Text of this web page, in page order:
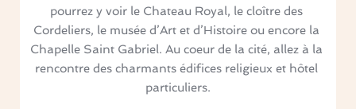
pourrez y voir le Chateau Royal, le cloître des
Cordeliers, le musée d’Art et d’Histoire ou encore la
Chapelle Saint Gabriel. Au coeur de la cité, allez à la
rencontre des charmants édifices religieux et hôtel
particuliers.